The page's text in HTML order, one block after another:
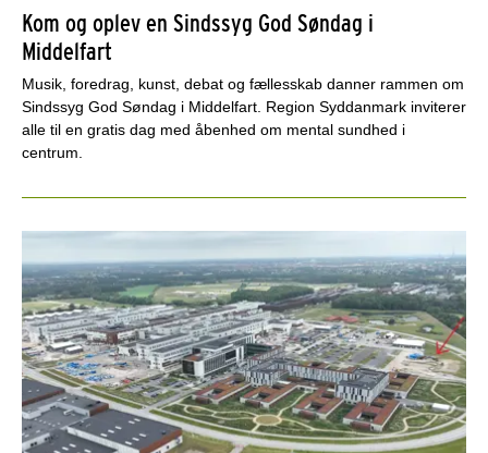
Kom og oplev en Sindssyg God Søndag i
Middelfart
Musik, foredrag, kunst, debat og fællesskab danner rammen om
Sindssyg God Søndag i Middelfart. Region Syddanmark inviterer
alle til en gratis dag med åbenhed om mental sundhed i
centrum.